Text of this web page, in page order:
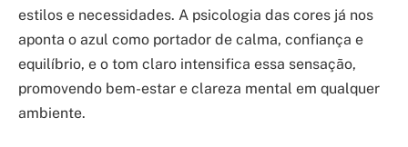
estilos e necessidades. A psicologia das cores já nos
aponta o azul como portador de calma, confiança e
equilíbrio, e o tom claro intensifica essa sensação,
promovendo bem-estar e clareza mental em qualquer
ambiente.